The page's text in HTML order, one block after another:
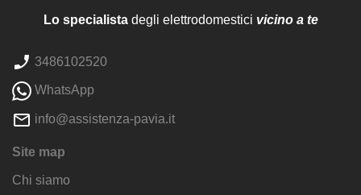
Lo specialistadegli elettrodomestici vicino a te
3486102520
WhatsApp
info@assistenza-pavia.it
Site map
Chi siamo